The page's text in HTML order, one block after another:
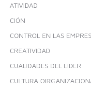
ATIVIDAD
CIÓN
CONTROL EN LAS
CREATIVIDAD
CUALIDADES DEL LIDER
CULTURA